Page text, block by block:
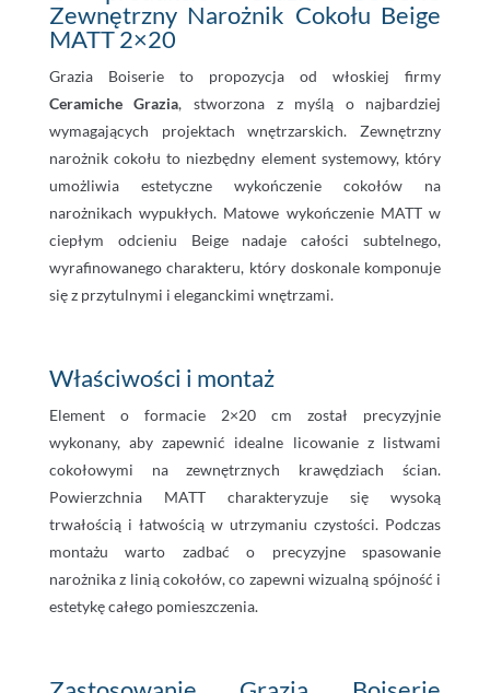
Zewnętrzny Narożnik Cokołu Beige
MATT 2×20
Grazia Boiserie to propozycja od włoskiej firmy
Ceramiche Grazia, stworzona z myślą o najbardziej
wymagających projektach wnętrzarskich. Zewnętrzny
narożnik cokołu to niezbędny element systemowy, który
umożliwia estetyczne wykończenie cokołów na
narożnikach wypukłych. Matowe wykończenie MATT w
ciepłym odcieniu Beige nadaje całości subtelnego,
wyrafinowanego charakteru, który doskonale komponuje
się z przytulnymi i eleganckimi wnętrzami.
Właściwości i montaż
Element o formacie 2×20 cm został precyzyjnie
wykonany, aby zapewnić idealne licowanie z listwami
cokołowymi na zewnętrznych krawędziach ścian.
Powierzchnia MATT charakteryzuje się wysoką
trwałością i łatwością w utrzymaniu czystości. Podczas
montażu warto zadbać o precyzyjne spasowanie
narożnika z linią cokołów, co zapewni wizualną spójność i
estetykę całego pomieszczenia.